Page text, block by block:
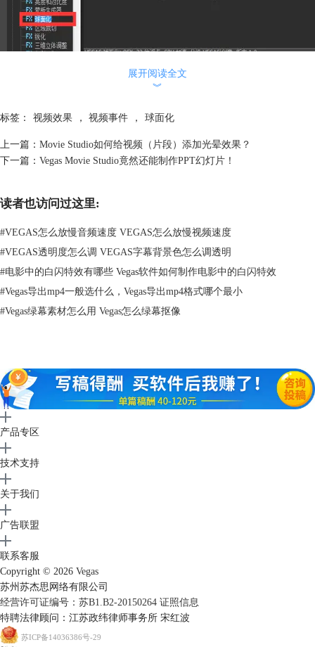
图2：球面化位置1
到球面化这一选项点击即可看到几种不同球面化效果。选择合适喜欢的球
中的图片上可以找到fx字样的按钮，或者右击图片选择视频事件fx也可以
找到球面化的效果，点击确定按钮即可。
然后我们就可以进入到球面化设置的界面啦，在这个几面我们可以再次设
置球面化的类型，球面的大小、位置。可以看到图片右边的预览效果，是
不是挺有意思的呢？快来免费下载Movie Studio
展开阅读全文
︾
标签： 视频效果 ， 视频事件 ， 球面化
上一篇： Movie Studio如何给视频（片段）添加光晕效果？
下一篇： Vegas Movie Studio竟然还能制作PPT幻灯片！
读者也访问过这里:
#VEGAS怎么放慢音频速度 VEGAS怎么放慢视频速度
#VEGAS透明度怎么调 VEGAS字幕背景色怎么调透明
#电影中的白闪特效有哪些 Vegas软件如何制作电影中的白闪特效
#Vegas导出mp4一般选什么，Vegas导出mp4格式哪个最小
#Vegas绿幕素材怎么用 Vegas怎么绿幕抠像
产品专区
技术支持
关于我们
广告联盟
联系客服
Copyright © 2026 Vegas
苏州苏杰思网络有限公司
经营许可证编号：苏B1.B2-20150264 证照信息
特聘法律顾问：江苏政纬律师事务所 宋红波
苏ICP备14036386号-29